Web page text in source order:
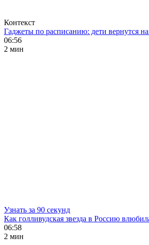
Контекст
Гаджеты по расписанию: дети вернутся
06:56
2 мин
Узнать за 90 секунд
Как голливудская звезда в Россию
06:58
2 мин